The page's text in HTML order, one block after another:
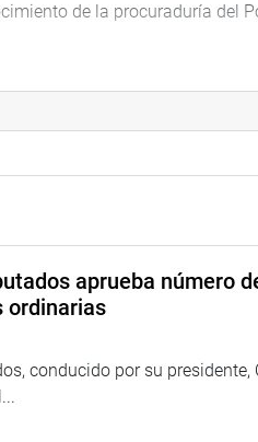
de la procuraduría del
aprueba número
ordinarias
conducido por su presidente,